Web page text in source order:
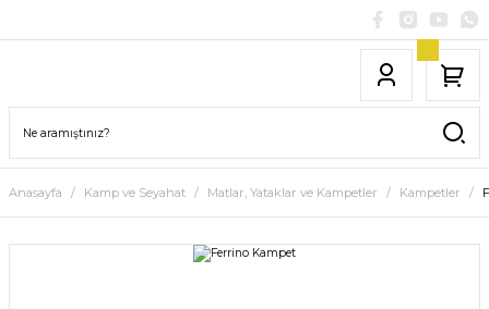
Anasayfa Kamp ve Seyahat Matlar, Yataklar ve Kampetler Kampetler